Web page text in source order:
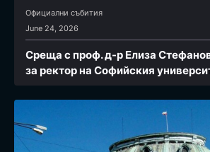
Официални събития
June 24, 2026
Среща с проф. д-р Елиза
за ректор на Софийския